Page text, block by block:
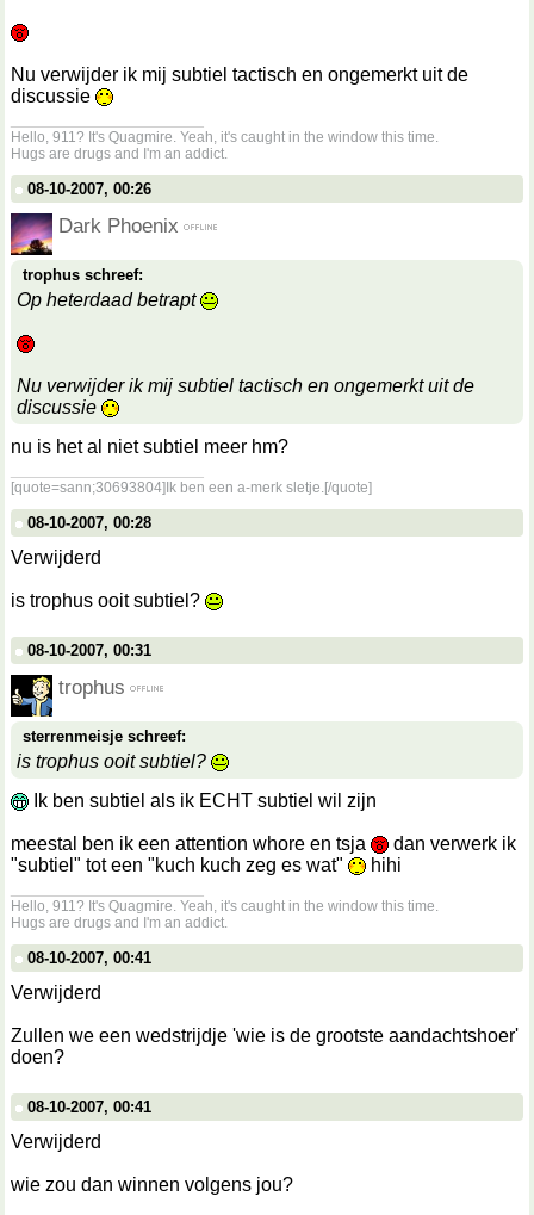
Nu verwijder ik mij subtiel tactisch en ongemerkt uit de
discussie
Hello, 911? It's Quagmire. Yeah, it's caught in the window this time.
Hugs are drugs and I'm an addict.
08-10-2007, 00:26
Dark Phoenix
trophus schreef:
Op heterdaad betrapt
Nu verwijder ik mij subtiel tactisch en ongemerkt uit de
discussie
nu is het al niet subtiel meer hm?
[quote=sann;30693804]Ik ben een a-merk sletje.[/quote]
08-10-2007, 00:28
Verwijderd
is trophus ooit subtiel?
08-10-2007, 00:31
trophus
sterrenmeisje schreef:
is trophus ooit subtiel?
Ik ben subtiel als ik ECHT subtiel wil zijn
meestal ben ik een attention whore en tsja
dan verwerk ik
"subtiel" tot een "kuch kuch zeg es wat"
hihi
Hello, 911? It's Quagmire. Yeah, it's caught in the window this time.
Hugs are drugs and I'm an addict.
08-10-2007, 00:41
Verwijderd
Zullen we een wedstrijdje 'wie is de grootste aandachtshoer'
doen?
08-10-2007, 00:41
Verwijderd
wie zou dan winnen volgens jou?